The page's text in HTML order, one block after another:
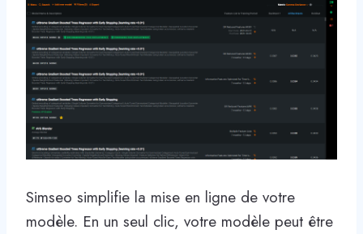
Simseo simplifie la mise en ligne de votre
modèle. En un seul clic, votre modèle peut être